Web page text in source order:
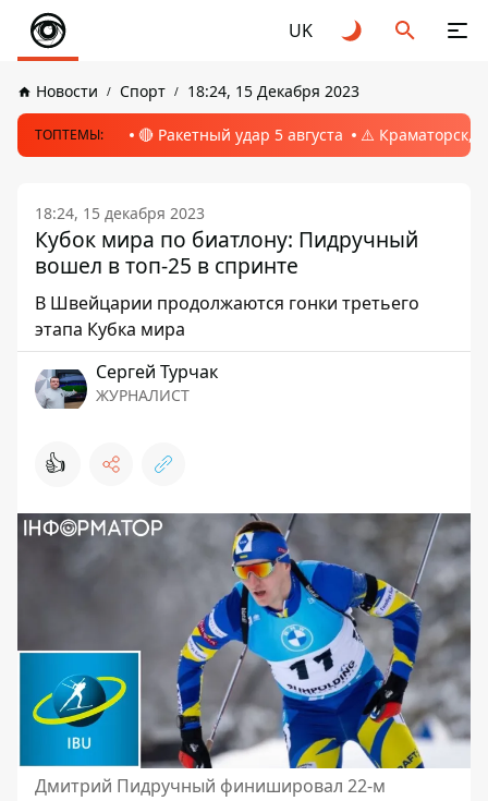
UK
Новости Спорт 18:24, 15 Декабря 2023
ТОПТЕМЫ: 🔴 Ракетный удар 5 августа ⚠️ Краматорск,
18:24, 15 декабря 2023
Кубок мира по биатлону: Пидручный
вошел в топ-25 в спринте
В Швейцарии продолжаются гонки третьего
этапа Кубка мира
Сергей Турчак
ЖУРНАЛИСТ
👍
Дмитрий Пидручный финишировал 22-м